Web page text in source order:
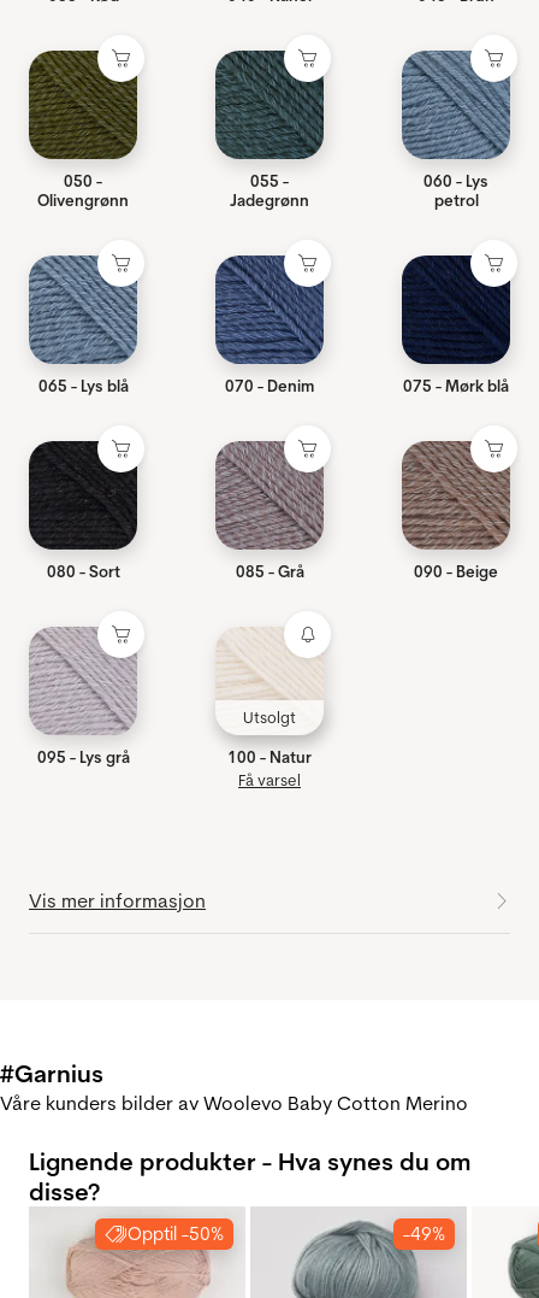
050 -
Olivengrønn
055 -
Jadegrønn
060 - Lys
petrol
065 - Lys blå 070 - Denim 075 - Mørk blå
080 - Sort 085 - Grå 090 - Beige
095 - Lys grå
Utsolgt
100 - Natur
Få varsel
Vis mer informasjon
#Garnius
Våre kunders bilder av Woolevo Baby Cotton Merino
Lignende produkter - Hva synes du om
disse?
Opptil -50% -49%